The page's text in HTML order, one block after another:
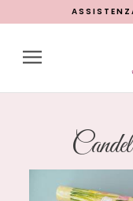
Chi siamo
Lavorazioni